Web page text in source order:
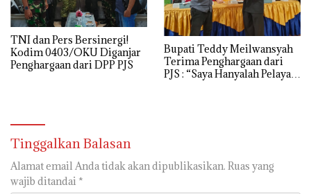
TNI dan Pers Bersinergi!
Kodim 0403/OKU Diganjar
Penghargaan dari DPP PJS
Bupati Teddy Meilwansyah
Terima Penghargaan dari
PJS : “Saya Hanyalah Pelayan
Tinggalkan Balasan
Alamat email Anda tidak akan dipublikasikan. Ruas yang
wajib ditandai *